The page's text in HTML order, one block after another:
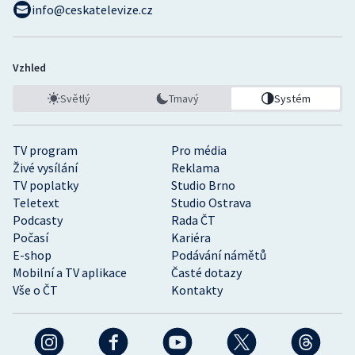
TV program
Pro média
Živé vysílání
Reklama
TV poplatky
Studio Brno
Teletext
Studio Ostrava
Podcasty
Rada ČT
Počasí
Kariéra
E-shop
Podávání námětů
Mobilní a TV aplikace
Časté dotazy
Vše o ČT
Kontakty
info@ceskatelevize.cz
Vzhled
Světlý Tmavý Systém